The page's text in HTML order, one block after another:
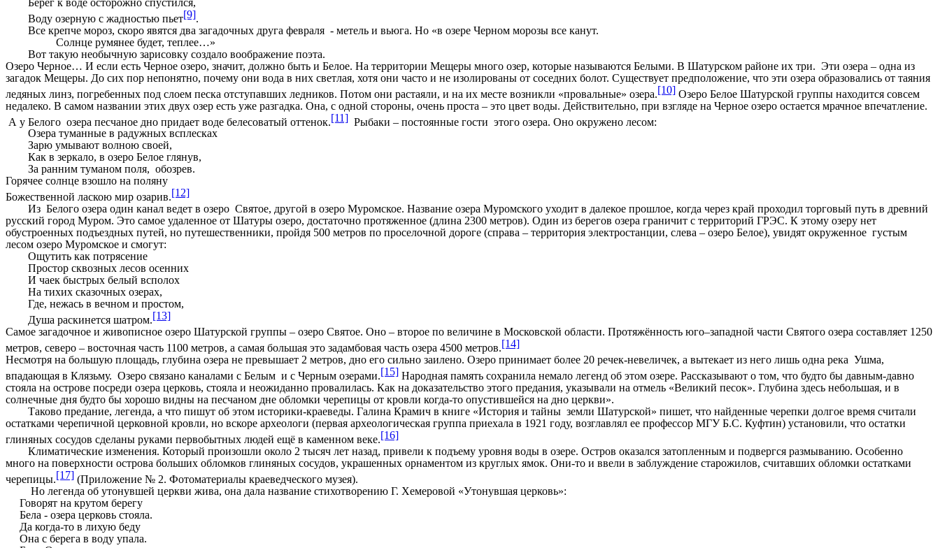
Воду озерную с жадностью пьет[9].
Все крепче мороз, скоро явятся два загадочных друга февраля - метель и вьюга. Но «в озере Черном морозы все канут.
Солнце румянее будет, теплее…»
Вот такую необычную зарисовку создало воображение поэта.
Озеро Черное… И если есть Черное озеро, значит, должно быть и Белое. На территории Мещеры много озер, которые называются Белыми. В Шатурском районе их три. Эти озера – одна из
загадок Мещеры. До сих пор непонятно, почему они вода в них светлая, хотя они часто и не изолированы от соседних болот. Существует предположение, что эти озера образовались от таяния
ледяных линз, погребенных под слоем песка отступавших ледников. Потом они растаяли, и на их месте возникли «провальные» озера.[10] Озеро Белое Шатурской группы находится совсем
недалеко. В самом названии этих двух озер есть уже разгадка. Она, с одной стороны, очень проста – это цвет воды. Действительно, при взгляде на Черное озеро остается мрачное впечатление.
А у Белого озера песчаное дно придает воде белесоватый оттенок.[11] Рыбаки – постоянные гости этого озера. Оно окружено лесом:
Озера туманные в радужных всплесках
Зарю умывают волною своей,
Как в зеркало, в озеро Белое глянув,
За ранним туманом поля, обозрев.
Горячее солнце взошло на поляну
Божественной ласкою мир озарив.[12]
Из Белого озера один канал ведет в озеро Святое, другой в озеро Муромское. Название озера Муромского уходит в далекое прошлое, когда через край проходил торговый путь в древний
русский город Муром. Это самое удаленное от Шатуры озеро, достаточно протяженное (длина 2300 метров). Один из берегов озера граничит с территорий ГРЭС. К этому озеру нет
обустроенных подъездных путей, но путешественники, пройдя 500 метров по проселочной дороге (справа – территория электростанции, слева – озеро Белое), увидят окруженное густым
лесом озеро Муромское и смогут:
Ощутить как потрясение
Простор сквозных лесов осенних
И чаек быстрых белый всполох
На тихих сказочных озерах,
Где, нежась в вечном и простом,
Душа раскинется шатром.[13]
Самое загадочное и живописное озеро Шатурской группы – озеро Святое. Оно – второе по величине в Московской области. Протяжённость юго–западной части Святого озера составляет 1250
метров, северо – восточная часть 1100 метров, а самая большая это задамбовая часть озера 4500 метров.[14]
Несмотря на большую площадь, глубина озера не превышает 2 метров, дно его сильно заилено. Озеро принимает более 20 речек-невеличек, а вытекает из него лишь одна река Ушма,
впадающая в Клязьму. Озеро связано каналами с Белым и с Черным озерами.[15] Народная память сохранила немало легенд об этом озере. Рассказывают о том, что будто бы давным-давно
стояла на острове посреди озера церковь, стояла и неожиданно провалилась. Как на доказательство этого предания, указывали на отмель «Великий песок». Глубина здесь небольшая, и в
солнечные дня будто бы хорошо видны на песчаном дне обломки черепицы от кровли когда-то опустившейся на дно церкви».
Таково предание, легенда, а что пишут об этом историки-краеведы. Галина Крамич в книге «История и тайны земли Шатурской» пишет, что найденные черепки долгое время считали
остатками черепичной церковной кровли, но вскоре археологи (первая археологическая группа приехала в 1921 году, возглавлял ее профессор МГУ Б.С. Куфтин) установили, что остатки
глиняных сосудов сделаны руками первобытных людей ещё в каменном веке.[16]
Климатические изменения. Который произошли около 2 тысяч лет назад, привели к подъему уровня воды в озере. Остров оказался затопленным и подвергся размыванию. Особенно
много на поверхности острова больших обломков глиняных сосудов, украшенных орнаментом из круглых ямок. Они-то и ввели в заблуждение старожилов, считавших обломки остатками
черепицы.[17] (Приложение № 2. Фотоматериалы краеведческого музея).
Но легенда об утонувшей церкви жива, она дала название стихотворению Г. Хемеровой «Утонувшая церковь»:
Говорят на крутом берегу
Бела - озера церковь стояла.
Да когда-то в лихую беду
Она с берега в воду упала.